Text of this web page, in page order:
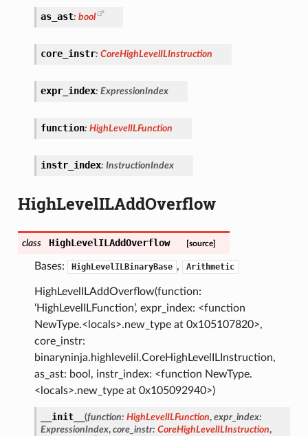
as_ast: bool
core_instr: CoreHighLevelILInstruction
expr_index: ExpressionIndex
function: HighLevelILFunction
instr_index: InstructionIndex
HighLevelILAddOverflow
class HighLevelILAddOverflow [source]
Bases: HighLevelILBinaryBase , Arithmetic
HighLevelILAddOverflow(function:
‘HighLevelILFunction’, expr_index: <function
NewType.<locals>.new_type at 0x105107820>,
core_instr:
binaryninja.highlevelil.CoreHighLevelILInstruction,
as_ast: bool, instr_index: <function NewType.
<locals>.new_type at 0x105092940>)
__init__ (function: HighLevelILFunction, expr_index:
ExpressionIndex, core_instr: CoreHighLevelILInstruction,